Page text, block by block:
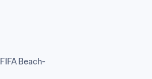
Beach-